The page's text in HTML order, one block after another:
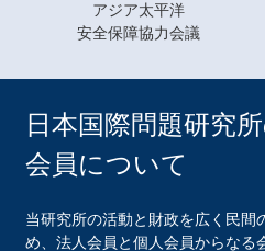
アジア太平洋
安全保障協力会議
日本国際問題研究
会員について
当研究所の活動と財政を広く民間
め、法人会員と個人会員からなる